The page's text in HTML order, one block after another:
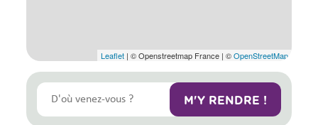
Leaflet| © Openstreetmap France | ©OpenStreetMap